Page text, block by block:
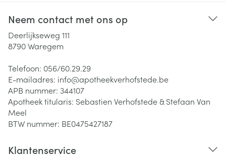
Neem contact met ons op
Deerlijkseweg 111
8790Waregem
Telefoon: 056/60.29.29
E-mailadres: info@apotheekverhofstede.be
APB nummer: 344107
Apotheek titularis: Sebastien Verhofstede & Stefaan Van
Meel
BTW nummer: BE0475427187
Klantenservice